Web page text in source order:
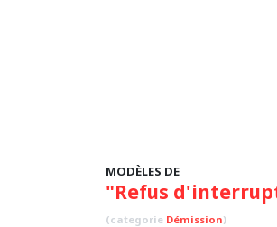
MODÈLES DE
"Refus
(categorie Démission)